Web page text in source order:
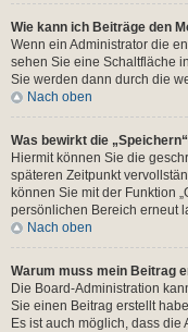
Wie kann ich Beiträge den
Wenn ein Administrator die
sehen Sie eine Schaltfläche
Sie werden dann durch die
Nach oben
Was bewirkt die
Hiermit können Sie die
späteren Zeitpunkt
können Sie mit der Funktion
persönlichen Bereich erneut
Nach oben
Warum muss mein Beitrag
Die Board-Administration
Sie einen Beitrag erstellt
Es ist auch möglich, dass